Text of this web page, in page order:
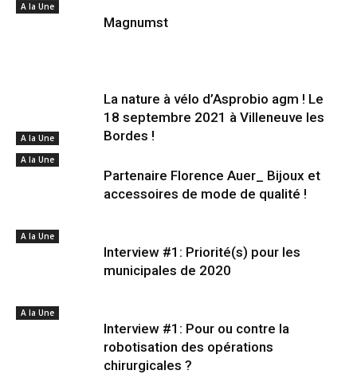
A la Une
Magnumst
A la Une
La nature à vélo d’Asprobio agm ! Le
18 septembre 2021 à Villeneuve les
Bordes !
A la Une
Partenaire Florence Auer_ Bijoux et
accessoires de mode de qualité !
A la Une
Interview #1: Priorité(s) pour les
municipales de 2020
A la Une
Interview #1: Pour ou contre la
robotisation des opérations
chirurgicales ?